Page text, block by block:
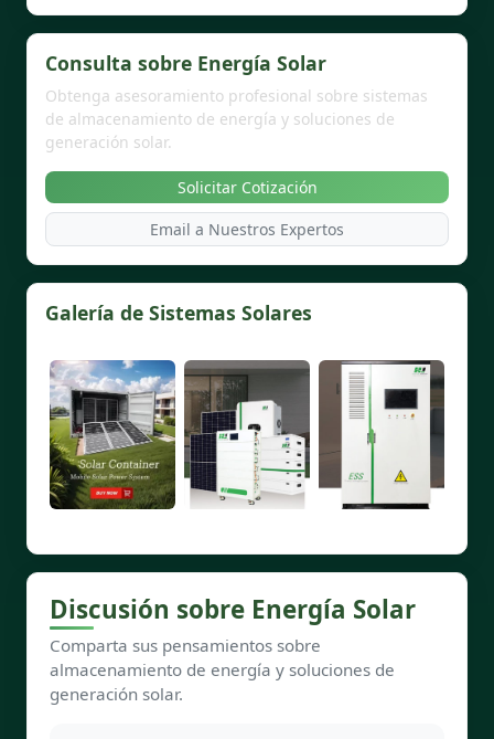
Consulta sobre Energía Solar
Obtenga asesoramiento profesional sobre sistemas
de almacenamiento de energía y soluciones de
generación solar.
Solicitar Cotización
Email a Nuestros Expertos
Galería de Sistemas Solares
Discusión sobre Energía Solar
Comparta sus pensamientos sobre
almacenamiento de energía y soluciones de
generación solar.